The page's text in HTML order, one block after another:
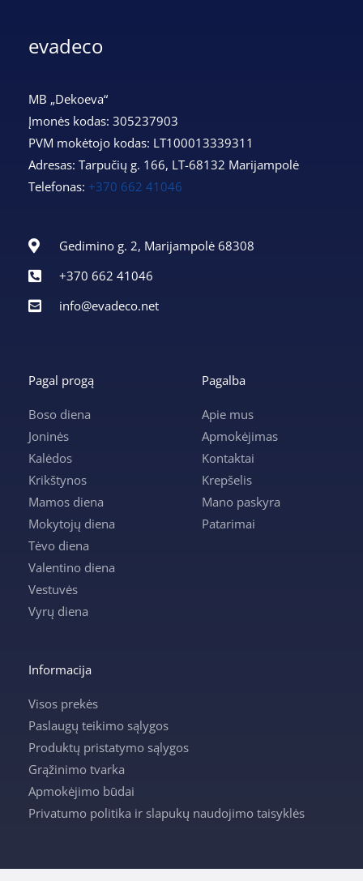
evadeco
MB „Dekoeva“
Įmonės kodas: 305237903
PVM mokėtojo kodas: LT100013339311
Adresas: Tarpučių g. 166, LT-68132 Marijampolė
Telefonas: +370 662 41046
Gedimino g. 2, Marijampolė 68308
+370 662 41046
info@evadeco.net
Pagal progą
Boso diena
Joninės
Kalėdos
Krikštynos
Mamos diena
Mokytojų diena
Tėvo diena
Valentino diena
Vestuvės
Vyrų diena
Pagalba
Apie mus
Apmokėjimas
Kontaktai
Krepšelis
Mano paskyra
Patarimai
Informacija
Visos prekės
Paslaugų teikimo sąlygos
Produktų pristatymo sąlygos
Grąžinimo tvarka
Apmokėjimo būdai
Privatumo politika ir slapukų naudojimo taisyklės